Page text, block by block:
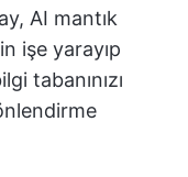
AI mantık
işe yarayıp
tabanınızı